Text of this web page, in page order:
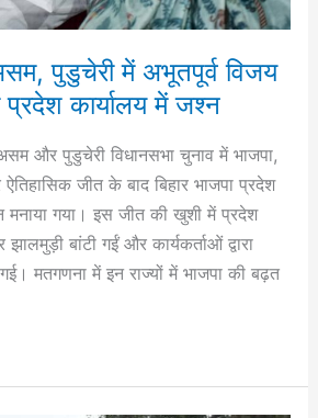
पुडुचेरी में अभूतपूर्व विजय
प्रदेश कार्यालय में जश्न
और पुडुचेरी विधानसभा चुनाव में भाजपा,
जीत के बाद बिहार भाजपा प्रदेश
मनाया गया। इस जीत की खुशी में प्रदेश
झालमुड़ी बांटी गईं और कार्यकर्ताओं द्वारा
मतगणना में इन राज्यों में भाजपा की बढ़त